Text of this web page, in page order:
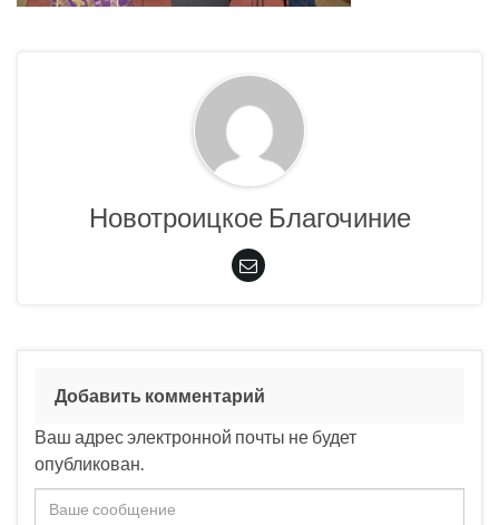
Новотроицкое Благочиние
Добавить комментарий
Ваш адрес электронной почты не будет
опубликован.